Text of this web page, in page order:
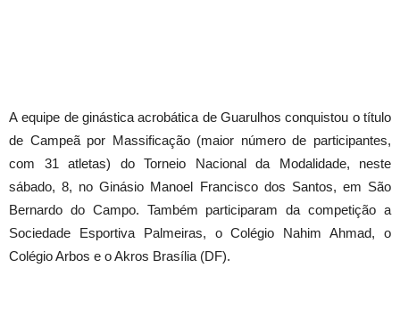
A equipe de ginástica acrobática de Guarulhos conquistou o título
de Campeã por Massificação (maior número de participantes,
com 31 atletas) do Torneio Nacional da Modalidade, neste
sábado, 8, no Ginásio Manoel Francisco dos Santos, em São
Bernardo do Campo. Também participaram da competição a
Sociedade Esportiva Palmeiras, o Colégio Nahim Ahmad, o
Colégio Arbos e o Akros Brasília (DF).